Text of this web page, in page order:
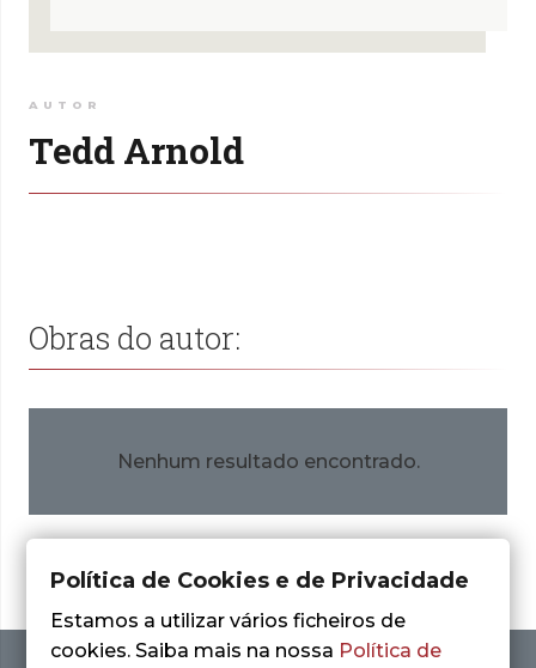
AUTOR
Tedd Arnold
Obras do autor:
Nenhum resultado encontrado.
Política de Cookies e de Privacidade
Estamos a utilizar vários ficheiros de
cookies. Saiba mais na nossa Política de